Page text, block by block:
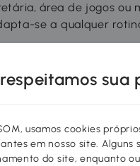
área de jogos ou
se a qualquer
usamos cookies
em nosso site. Alguns
do site, enquanto